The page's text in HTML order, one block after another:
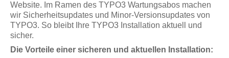
Website. Im Ramen des TYPO3 Wartungsabos machen
wir Sicherheitsupdates und Minor-Versionsupdates von
TYPO3. So bleibt Ihre TYPO3 Installation aktuell und
sicher.
Die Vorteile einer sicheren und aktuellen Installation: